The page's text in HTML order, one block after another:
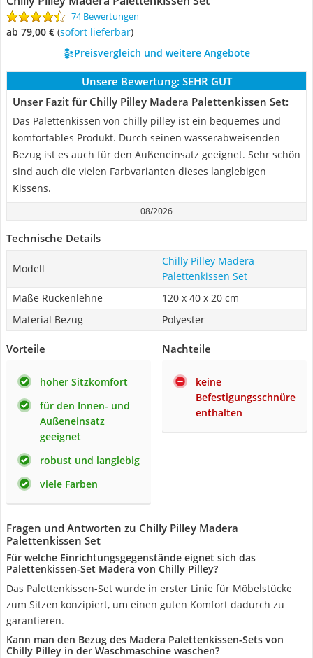
74 Bewertungen
ab 79,00 € ( Sofort lieferbar)
Preisvergleich und weitere Angebote
Unsere Bewertung: SEHR GUT
Unser Fazit für Chilly Pilley Madera Palettenkissen Set:
Das Palettenkissen von chilly pilley ist ein bequemes und
komfortables Produkt. Durch seinen wasserabweisenden
Bezug ist es auch für den Außeneinsatz geeignet. Sehr schön
sind auch die vielen Farbvarianten dieses langlebigen
Kissens.
08/2026
Technische Details
Modell
Chilly Pilley Madera
Palettenkissen Set
Maße Rückenlehne
120 x 40 x 20 cm
Material Bezug
Polyester
Vorteile
hoher Sitzkomfort
für den Innen- und
Außeneinsatz
geeignet
robust und langlebig
viele Farben
Nachteile
keine
Befestigungsschnüre
enthalten
Fragen und Antworten zu Chilly Pilley Madera
Palettenkissen Set
Für welche Einrichtungsgegenstände eignet sich das
Palettenkissen-Set Madera von Chilly Pilley?
Das Palettenkissen-Set wurde in erster Linie für Möbelstücke
zum Sitzen konzipiert, um einen guten Komfort dadurch zu
garantieren.
Kann man den Bezug des Madera Palettenkissen-Sets von
Chilly Pilley in der Waschmaschine waschen?